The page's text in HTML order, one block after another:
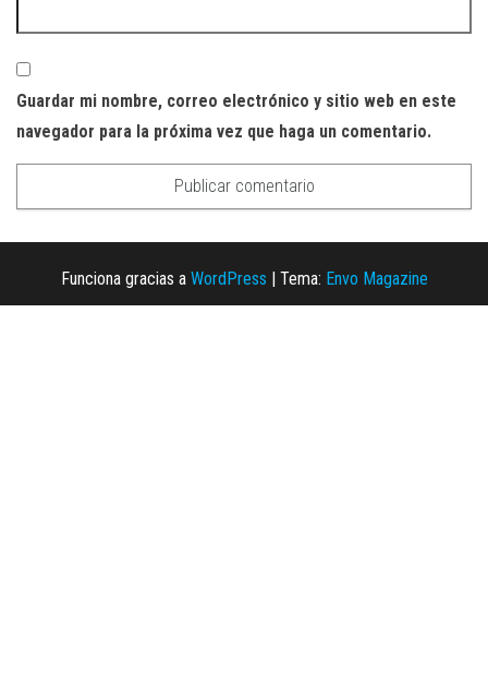
Guardar mi nombre, correo electrónico y sitio web en este
navegador para la próxima vez que haga un comentario.
Funciona gracias a WordPress Tema: Envo Magazine